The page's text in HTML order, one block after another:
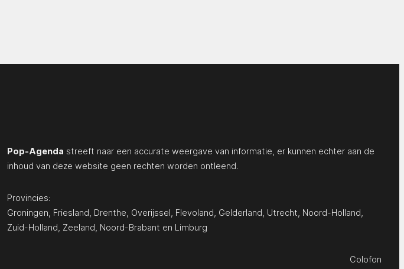
Pop-Agenda streeft naar een accurate weergave van informatie, er kunnen echter aan de
inhoud van deze website geen rechten worden ontleend.
Provincies:
Groningen Friesland Drenthe Overijssel Flevoland Gelderland Utrecht Noord-Holland
Zuid-Holland Zeeland Noord-Brabant en Limburg
Colofon